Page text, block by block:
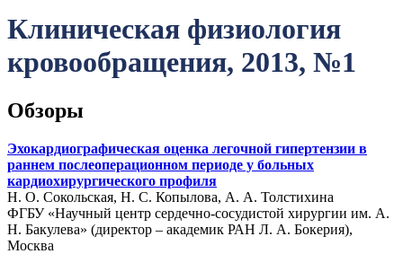
Клиническая физиология
кровообращения, 2013, №1
Обзоры
Эхокардиографическая оценка легочной гипертензии в
раннем послеоперационном периоде у больных
кардиохирургического профиля
Н. О. Сокольская, Н. С. Копылова, А. А. Толстихина
ФГБУ «Научный центр сердечно-сосудистой хирургии им. А.
Н. Бакулева» (директор – академик РАН Л. А. Бокерия),
Москва